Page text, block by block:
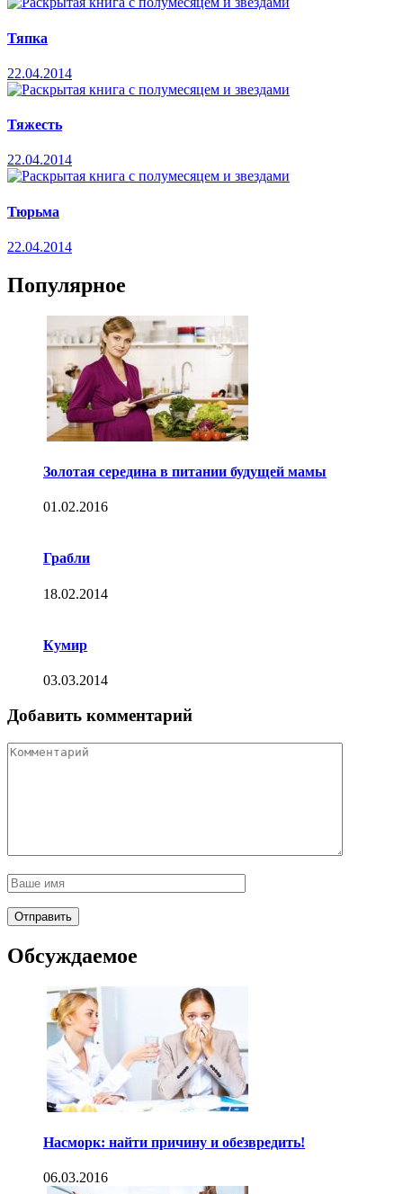
Тяпка
22.04.2014
Тяжесть
22.04.2014
Тюрьма
22.04.2014
Популярное
Золотая середина в питании будущей мамы
01.02.2016
Грабли
18.02.2014
Кумир
03.03.2014
Добавить комментарий
Обсуждаемое
Насморк: найти причину и обезвредить!
06.03.2016